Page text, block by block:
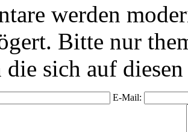
werden
Bitte nur
die sich auf
E-Mail: